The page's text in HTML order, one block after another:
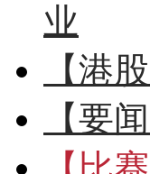
业
【港股
【要闻